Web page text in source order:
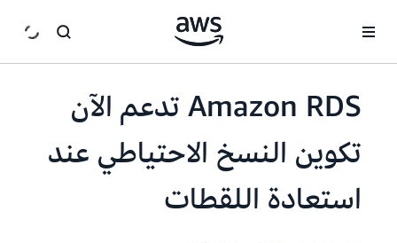
Amazon RDS تدعم الآن
تكوين النسخ الاحتياطي عند
استعادة اللقطات